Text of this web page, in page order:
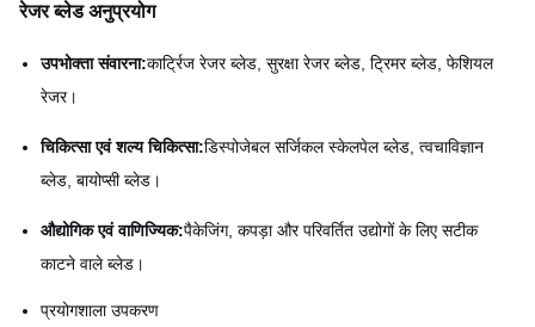
रेजर ब्लेड अनुप्रयोग
उपभोक्ता संवारना:कार्ट्रिज रेजर ब्लेड, सुरक्षा रेजर ब्लेड, ट्रिमर ब्लेड, फेशियल
रेजर।
चिकित्सा एवं शल्य चिकित्सा:डिस्पोजेबल सर्जिकल स्केलपेल ब्लेड, त्वचाविज्ञान
ब्लेड, बायोप्सी ब्लेड।
औद्योगिक एवं वाणिज्यिक:पैकेजिंग, कपड़ा और परिवर्तित उद्योगों के लिए सटीक
काटने वाले ब्लेड।
प्रयोगशाला उपकरण